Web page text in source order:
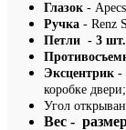
Глазок -
Ручка - Renz
Петли - 3
Эксцентрик -
коробке двери;
Угол
Вес -